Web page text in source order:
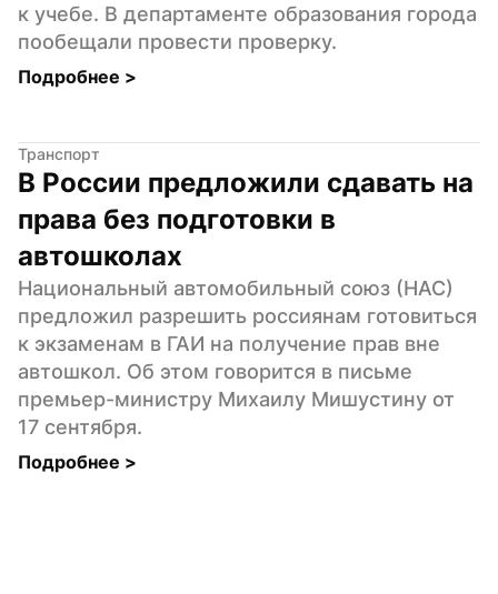
к учебе. В департаменте образования города
пообещали провести проверку.
Подробнее >
Транспорт
В России предложили сдавать на
права без подготовки в
автошколах
Национальный автомобильный союз (НАС)
предложил разрешить россиянам готовиться
к экзаменам в ГАИ на получение прав вне
автошкол. Об этом говорится в письме
премьер-министру Михаилу Мишустину от
17 сентября.
Подробнее >